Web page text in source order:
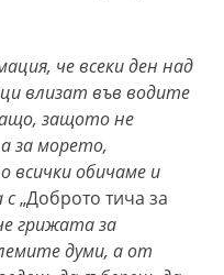
че всеки ден над
влизат във водите
защото не
за морето,
обичаме и
с„Доброто тича за
грижата за
думи, а от